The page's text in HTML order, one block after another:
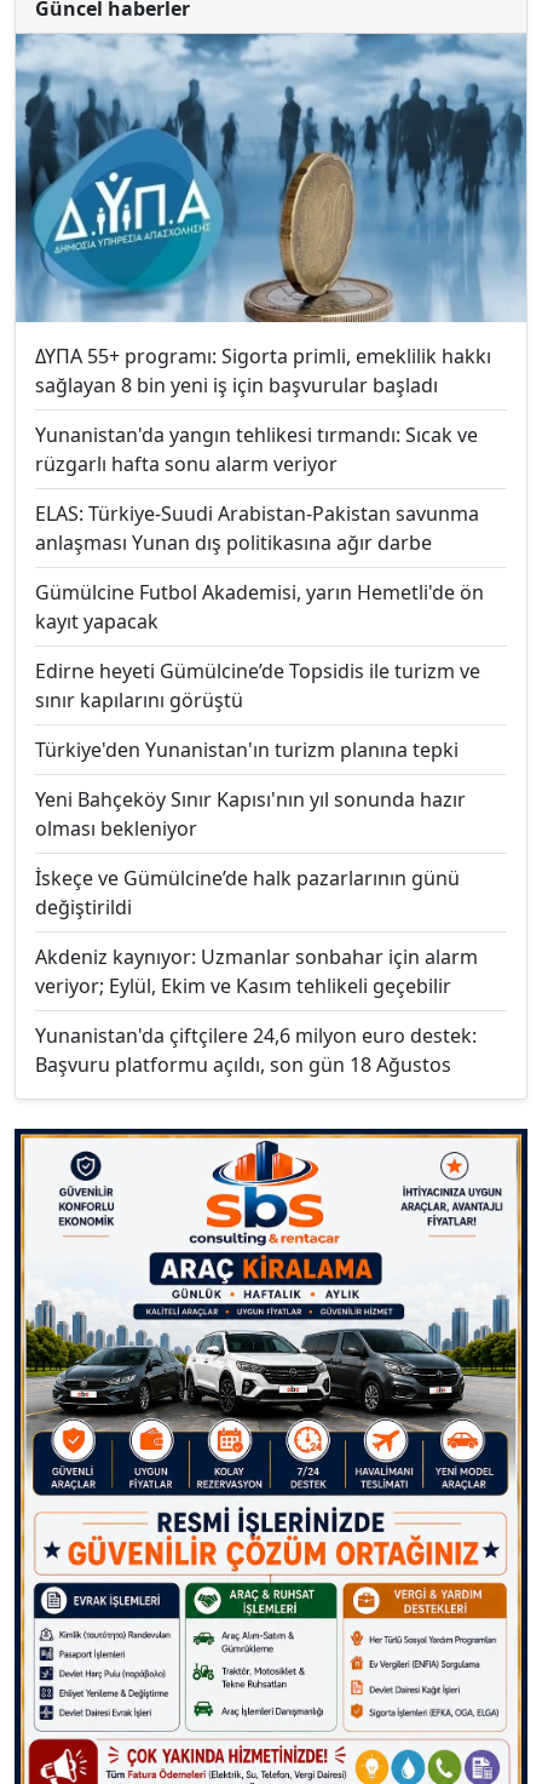
Güncel haberler
ΔΥΠΑ 55+ programı: Sigorta primli, emeklilik hakkı
sağlayan 8 bin yeni iş için başvurular başladı
Yunanistan'da yangın tehlikesi tırmandı: Sıcak ve
rüzgarlı hafta sonu alarm veriyor
ELAS: Türkiye-Suudi Arabistan-Pakistan savunma
anlaşması Yunan dış politikasına ağır darbe
Gümülcine Futbol Akademisi, yarın Hemetli'de ön
kayıt yapacak
Edirne heyeti Gümülcine’de Topsidis ile turizm ve
sınır kapılarını görüştü
Türkiye'den Yunanistan'ın turizm planına tepki
Yeni Bahçeköy Sınır Kapısı'nın yıl sonunda hazır
olması bekleniyor
İskeçe ve Gümülcine’de halk pazarlarının günü
değiştirildi
Akdeniz kaynıyor: Uzmanlar sonbahar için alarm
veriyor; Eylül, Ekim ve Kasım tehlikeli geçebilir
Yunanistan'da çiftçilere 24,6 milyon euro destek:
Başvuru platformu açıldı, son gün 18 Ağustos